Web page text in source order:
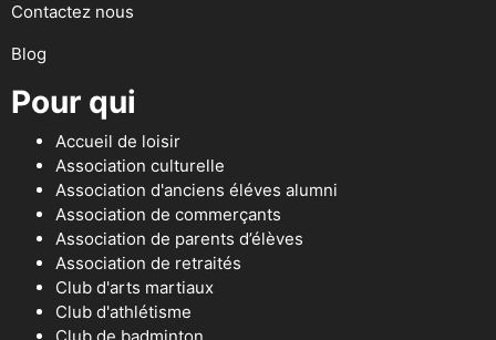
Contactez nous
Blog
Pour qui
Accueil de loisir
Association culturelle
Association d'anciens éléves alumni
Association de commerçants
Association de parents d’élèves
Association de retraités
Club d'arts martiaux
Club d'athlétisme